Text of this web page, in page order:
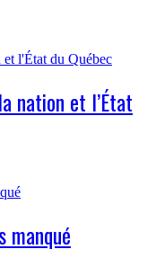
nation et l’État
manqué